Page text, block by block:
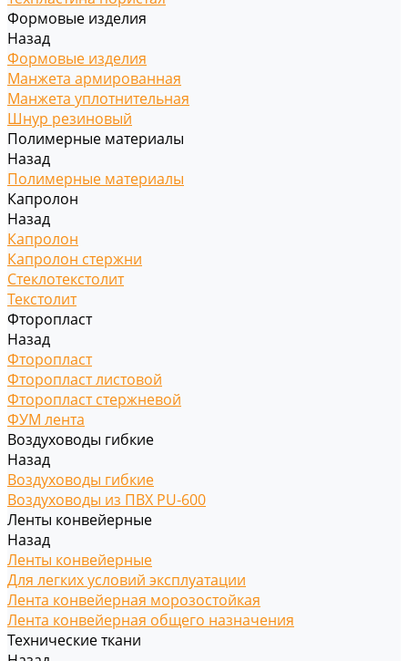
Формовые изделия
Назад
Формовые изделия
Манжета армированная
Манжета уплотнительная
Шнур резиновый
Полимерные материалы
Назад
Полимерные материалы
Капролон
Назад
Капролон
Капролон стержни
Стеклотекстолит
Текстолит
Фторопласт
Назад
Фторопласт
Фторопласт листовой
Фторопласт стержневой
ФУМ лента
Воздуховоды гибкие
Назад
Воздуховоды гибкие
Воздуховоды из ПВХ PU-600
Ленты конвейерные
Назад
Ленты конвейерные
Для легких условий эксплуатации
Лента конвейерная морозостойкая
Лента конвейерная общего назначения
Технические ткани